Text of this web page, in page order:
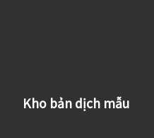
Kho bản dịch mẫu